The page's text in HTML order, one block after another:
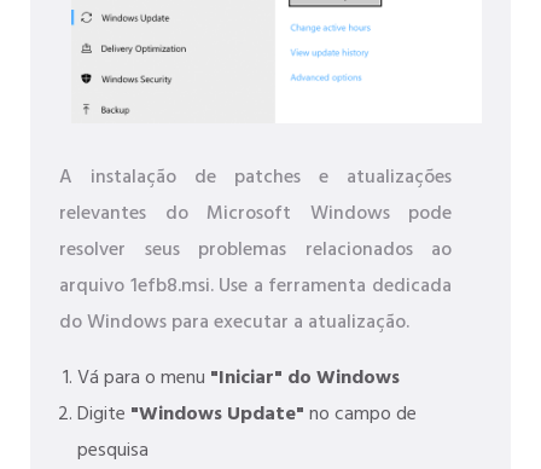
A instalação de patches e atualizações
relevantes do Microsoft Windows pode
resolver seus problemas relacionados ao
arquivo 1efb8.msi. Use a ferramenta dedicada
do Windows para executar a atualização.
Vá para o menu "Iniciar" do Windows
Digite "Windows Update"no campo de
pesquisa